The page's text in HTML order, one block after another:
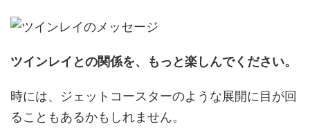
ツインレイとの関係を、もっと楽しんでください。
時には、ジェットコースターのような展開に目が回
ることもあるかもしれません。